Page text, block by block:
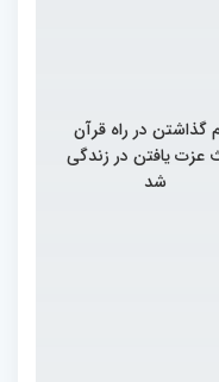
گذاشتن در راه قرآن
عزت یافتن در زندگی
شد